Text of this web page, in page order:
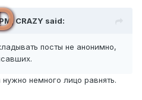
CRAZY said:
посты не анонимно,
немного лицо равнять.